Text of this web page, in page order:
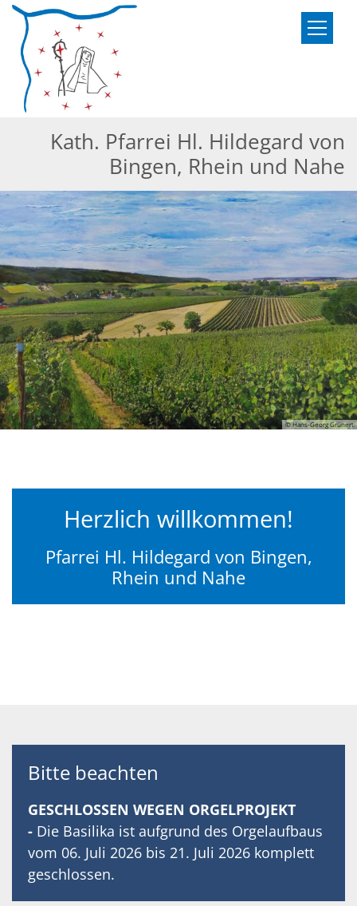
Zum Inhalt springen
Kath. Pfarrei Hl. Hildegard von
Bingen, Rhein und Nahe
© Hans-Georg Grünert
Herzlich willkommen!
Pfarrei Hl. Hildegard von Bingen,
Rhein und Nahe
Bitte beachten
GESCHLOSSEN WEGEN ORGELPROJEKT
- Die Basilika ist aufgrund des Orgelaufbaus
vom 06. Juli 2026 bis 21. Juli 2026 komplett
geschlossen.